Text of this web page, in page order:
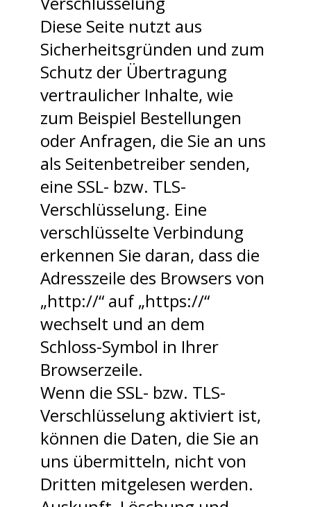
Diese Seite nutzt aus
Sicherheitsgründen und zum
Schutz der Übertragung
vertraulicher Inhalte, wie
zum Beispiel Bestellungen
oder Anfragen, die Sie an uns
als Seitenbetreiber senden,
eine SSL- bzw. TLS-
Verschlüsselung. Eine
verschlüsselte Verbindung
erkennen Sie daran, dass die
Adresszeile des Browsers von
„http://“ auf „https://“
wechselt und an dem
Schloss-Symbol in Ihrer
Browserzeile.
Wenn die SSL- bzw. TLS-
Verschlüsselung aktiviert ist,
können die Daten, die Sie an
uns übermitteln, nicht von
Dritten mitgelesen werden.